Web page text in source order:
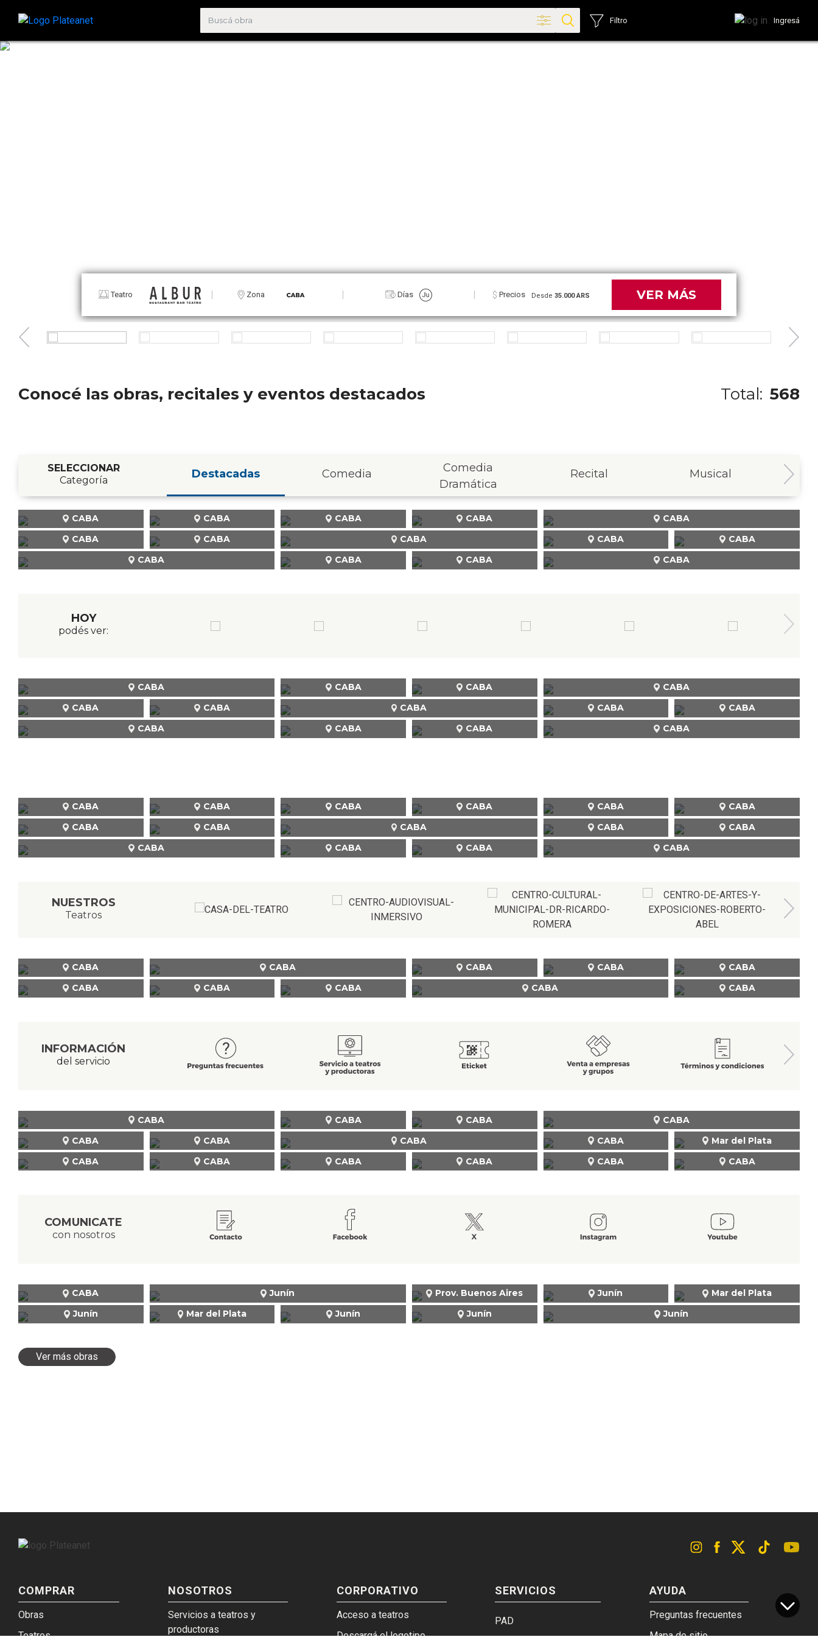
Filtro Ingresá
Teatro Zona Días Precios Desde35.000 ARS VER MÁS
Conocé las obras, recitales y eventos destacados Total: 568
SELECCIONAR
Categoría
Destacadas Comedia
Comedia
Dramática
Recital Musical
CABA CABA CABA CABA
CABA
CABA
CABA CABA CABA
CABA
CABA
CABA CABA CABA
HOY
podés ver:
CABA CABA CABA
CABA
CABA
CABA CABA CABA
CABA
CABA
CABA CABA CABA
CABA CABA CABA CABA CABA
CABA
CABA
CABA CABA CABA
CABA
CABA
CABA CABA CABA
NUESTROS
Teatros
CABA CABA CABA CABA
CABA
CABA
CABA CABA CABA CABA
INFORMACIÓN
del servicio
CABA CABA CABA
CABA
CABA
CABA CABA CABA
Mar del Plata
CABA
CABA CABA CABA CABA CABA
COMUNICATE
con nosotros
CABA Junín Prov. Buenos Aires Junín
Mar del Plata
Junín
Mar del Plata Junín Junín Junín
Ver más obras
COMPRAR
Obras
NOSOTROS
Servicios a teatros y
productoras
CORPORATIVO
Acceso a teatros
SERVICIOS
PAD
AYUDA
Preguntas frecuentes